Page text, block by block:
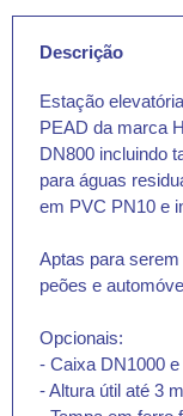
Descrição
Estação
PEAD da marca
DN800 incluindo
para águas
em PVC PN10 e
Aptas para
peões e
Opcionais:
- Caixa DN1000
- Altura útil até 3